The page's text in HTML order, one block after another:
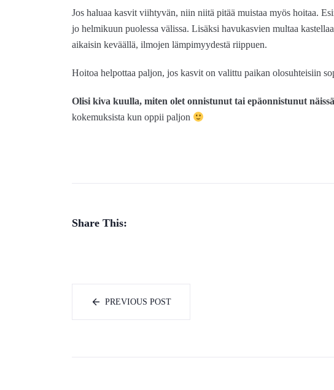
Jos haluaa kasvit viihtyvän, niin niitä pitää muistaa myös hoitaa.
jo helmikuun puolessa välissa. Lisäksi havukasvien multaa
aikaisin keväällä, ilmojen lämpimyydestä riippuen.
Hoitoa helpottaa paljon, jos kasvit on valittu paikan olosuhteisiin
Olisi kiva kuulla, miten olet onnistunut tai epäonnistunut
kokemuksista kun oppii paljon
Share This:
PREVIOUS POST